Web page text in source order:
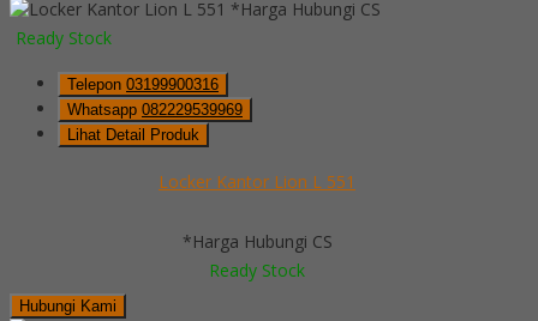
*Harga Hubungi CS
Ready Stock
Telepon 03199900316
Whatsapp 082229539969
Lihat Detail Produk
Locker Kantor Lion L 551
*Harga Hubungi CS
Ready Stock
Hubungi Kami